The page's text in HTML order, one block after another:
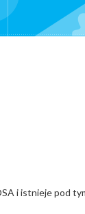
i istnieje pod